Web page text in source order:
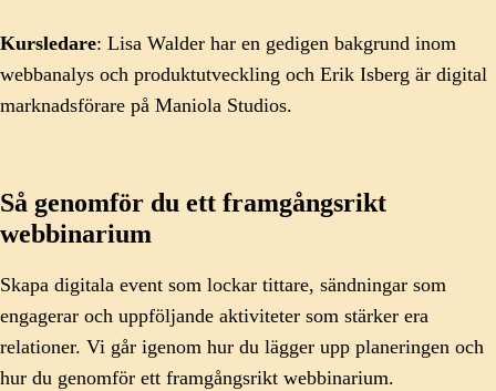
Kursledare: Lisa Walder har en gedigen bakgrund inom
webbanalys och produktutveckling och Erik Isberg är digital
marknadsförare på Maniola Studios.
Så genomför du ett framgångsrikt
webbinarium
Skapa digitala event som lockar tittare, sändningar som
engagerar och uppföljande aktiviteter som stärker era
relationer. Vi går igenom hur du lägger upp planeringen och
hur du genomför ett framgångsrikt webbinarium.